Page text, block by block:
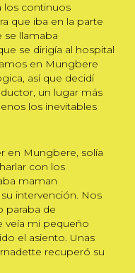
los continuos
que iba en la parte
se llamaba
se dirigía al hospital
en Mungbere
así que decidí
un lugar más
los inevitables
en Mungbere, solía
con los
maman
intervención. Nos
paraba de
veía mi pequeño
el asiento. Unas
recuperó su